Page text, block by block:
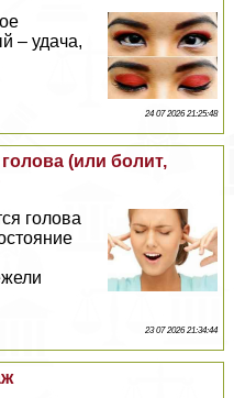
– удача,
24 07 2026 21:25:48
(или болит,
голова
23 07 2026 21:34:44